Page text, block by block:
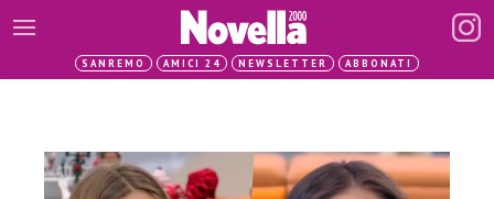
SANREMO AMICI 24 NEWSLETTER ABBONATI